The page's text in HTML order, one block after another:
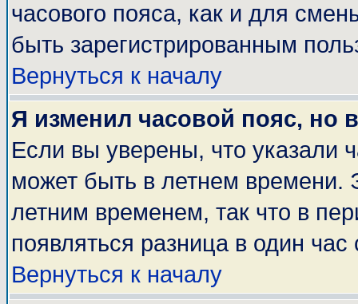
часового пояса, как и для
быть зарегистрированным
Вернуться к началу
Я изменил часовой пояс, но
Если вы уверены, что указали
может быть в летнем времени.
летним временем, так что в
появляться разница в один
Вернуться к началу